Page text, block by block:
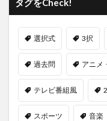
タグをCheck!
選択式 3択
過去問 アニメ
テレビ番組風
スポーツ 音楽